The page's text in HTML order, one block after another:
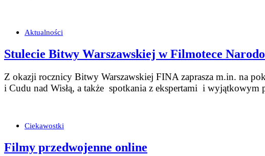
Aktualności
Stulecie Bitwy Warszawskiej w Filmotece
Z okazji rocznicy Bitwy Warszawskiej FINA zaprasza m.in. na
i Cudu nad Wisłą, a także spotkania z ekspertami i
Ciekawostki
Filmy przedwojenne online